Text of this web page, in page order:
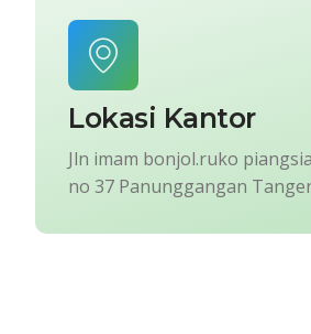
Lokasi Kantor
Jln imam bonjol.ruko
no 37 Panunggangan